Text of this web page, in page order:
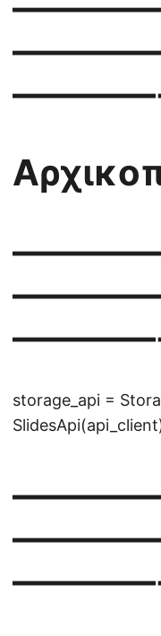
storage_api =